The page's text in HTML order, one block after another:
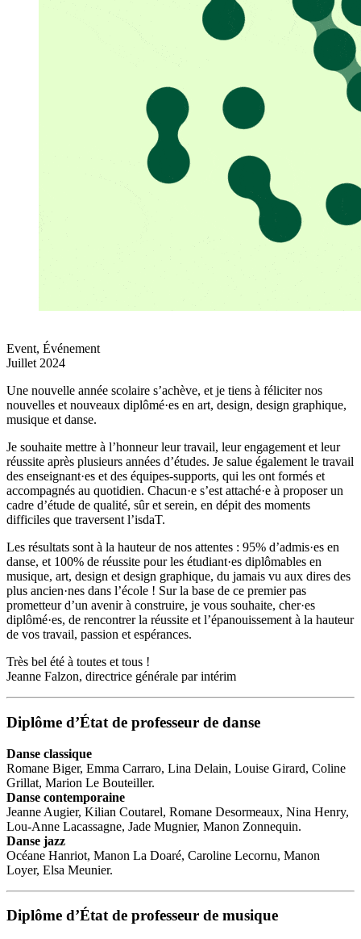
Event, Événement
Juillet 2024
Une nouvelle année scolaire s’achève, et je tiens à féliciter nos
nouvelles et nouveaux diplômé·es en art, design, design graphique,
musique et danse.
Je souhaite mettre à l’honneur leur travail, leur engagement et leur
réussite après plusieurs années d’études. Je salue également le travail
des enseignant·es et des équipes-supports, qui les ont formés et
accompagnés au quotidien. Chacun·e s’est attaché·e à proposer un
cadre d’étude de qualité, sûr et serein, en dépit des moments
difficiles que traversent l’isdaT.
Les résultats sont à la hauteur de nos attentes : 95% d’admis·es en
danse, et 100% de réussite pour les étudiant·es diplômables en
musique, art, design et design graphique, du jamais vu aux dires des
plus ancien·nes dans l’école ! Sur la base de ce premier pas
prometteur d’un avenir à construire, je vous souhaite, cher·es
diplômé·es, de rencontrer la réussite et l’épanouissement à la hauteur
de vos travail, passion et espérances.
Très bel été à toutes et tous !
Jeanne Falzon, directrice générale par intérim
Diplôme d’État de professeur de danse
Danse classique
Romane Biger, Emma Carraro, Lina Delain, Louise Girard, Coline
Grillat, Marion Le Bouteiller.
Danse contemporaine
Jeanne Augier, Kilian Coutarel, Romane Desormeaux, Nina Henry,
Lou-Anne Lacassagne, Jade Mugnier, Manon Zonnequin.
Danse jazz
Océane Hanriot, Manon La Doaré, Caroline Lecornu, Manon
Loyer, Elsa Meunier.
Diplôme d’État de professeur de musique